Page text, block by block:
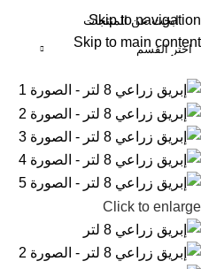
Skip to navigation
Skip to main content
اختر القسم
المنزلية
Click to enlarge